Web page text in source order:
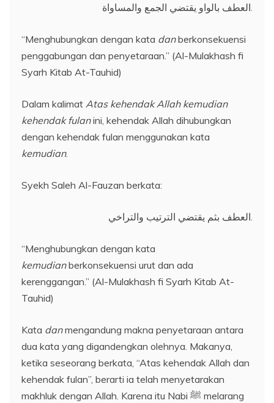
العطف بالواو يقتضي الجمع والمساواة.
“Menghubungkan dengan kata danberkonsekuensi
penggabungan dan penyetaraan.” (Al-Mulakhash fi
Syarh Kitab At-Tauhid)
Dalam kalimat Atas kehendak Allah kemudian
kehendak fulanini, kehendak Allah dihubungkan
dengan kehendak fulan menggunakan kata
kemudian.
Syekh Saleh Al-Fauzan berkata:
العطف بثم يقتضي الترتيب والتراخي.
“Menghubungkan dengan kata
kemudianberkonsekuensi urut dan ada
kerenggangan.” (Al-Mulakhash fi Syarh Kitab At-
Tauhid)
Kata danmengandung makna penyetaraan antara
dua kata yang digandengkan olehnya. Makanya,
ketika seseorang berkata, “Atas kehendak Allah dan
kehendak fulan”, berarti ia telah menyetarakan
makhluk dengan Allah. Karena itu Nabi ﷺ melarang